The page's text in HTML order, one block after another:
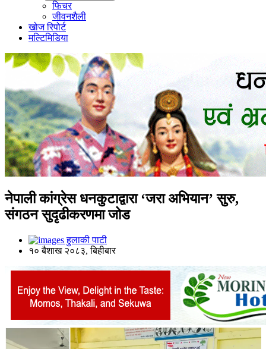
फिचर
जीवनशैली
खोज रिपोर्ट
मल्टिमिडिया
नेपाली कांग्रेस धनकुटाद्वारा ‘जरा अभियान’ सुरु,
संगठन सुदृढीकरणमा जोड
हुलाकी पाटी
१० बैशाख २०८३, बिहीबार